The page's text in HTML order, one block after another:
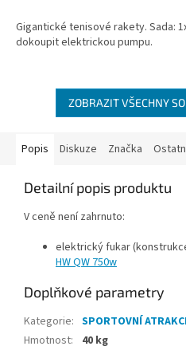
Gigantické tenisové rakety. Sada:
dokoupit elektrickou pumpu.
ZOBRAZIT VŠECHNY
Popis Diskuze Značka
Detailní popis produktu
V ceně není zahrnuto:
elektrický fukar
HW QW 750w
Doplňkové parametry
Kategorie: SPORTOVNÍ
Hmotnost: 40 kg